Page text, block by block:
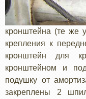
кронштейна (те же
крепления к
кронштейн для
кронштейном и
подушку от
закреплены 2